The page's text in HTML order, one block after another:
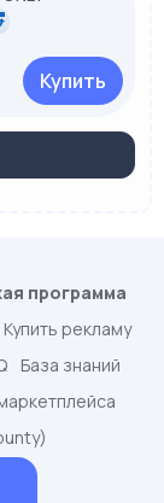
Купить
программа
Купить рекламу
База знаний